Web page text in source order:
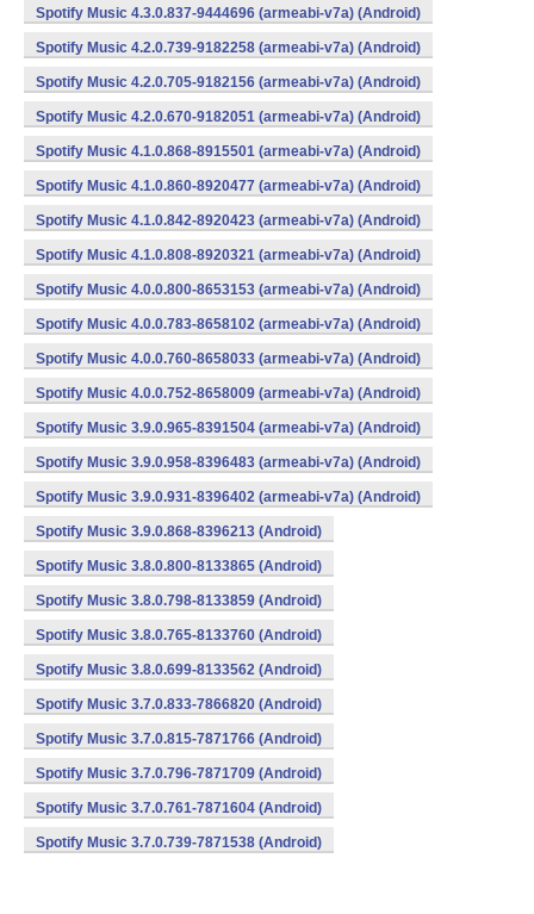
Spotify Music 4.3.0.837-9444696 (armeabi-v7a) (Android)
Spotify Music 4.2.0.739-9182258 (armeabi-v7a) (Android)
Spotify Music 4.2.0.705-9182156 (armeabi-v7a) (Android)
Spotify Music 4.2.0.670-9182051 (armeabi-v7a) (Android)
Spotify Music 4.1.0.868-8915501 (armeabi-v7a) (Android)
Spotify Music 4.1.0.860-8920477 (armeabi-v7a) (Android)
Spotify Music 4.1.0.842-8920423 (armeabi-v7a) (Android)
Spotify Music 4.1.0.808-8920321 (armeabi-v7a) (Android)
Spotify Music 4.0.0.800-8653153 (armeabi-v7a) (Android)
Spotify Music 4.0.0.783-8658102 (armeabi-v7a) (Android)
Spotify Music 4.0.0.760-8658033 (armeabi-v7a) (Android)
Spotify Music 4.0.0.752-8658009 (armeabi-v7a) (Android)
Spotify Music 3.9.0.965-8391504 (armeabi-v7a) (Android)
Spotify Music 3.9.0.958-8396483 (armeabi-v7a) (Android)
Spotify Music 3.9.0.931-8396402 (armeabi-v7a) (Android)
Spotify Music 3.9.0.868-8396213 (Android)
Spotify Music 3.8.0.800-8133865 (Android)
Spotify Music 3.8.0.798-8133859 (Android)
Spotify Music 3.8.0.765-8133760 (Android)
Spotify Music 3.8.0.699-8133562 (Android)
Spotify Music 3.7.0.833-7866820 (Android)
Spotify Music 3.7.0.815-7871766 (Android)
Spotify Music 3.7.0.796-7871709 (Android)
Spotify Music 3.7.0.761-7871604 (Android)
Spotify Music 3.7.0.739-7871538 (Android)